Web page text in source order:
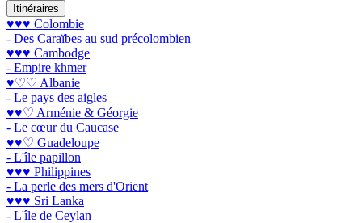
Itinéraires
♥♥♥ Colombie
- Des Caraïbes au sud précolombien
♥♥♥ Cambodge
- Empire khmer
♥♡♡ Albanie
- Le pays des aigles
♥♥♡ Arménie & Géorgie
- Le cœur du Caucase
♥♥♡ Guadeloupe
- L'île papillon
♥♥♥ Philippines
- La perle des mers d'Orient
♥♥♥ Sri Lanka
- L'île de Ceylan